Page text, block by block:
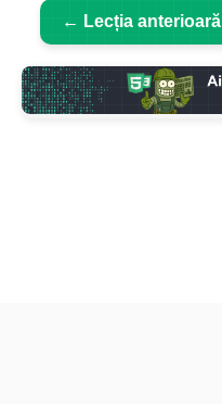
← Lecția anterioară